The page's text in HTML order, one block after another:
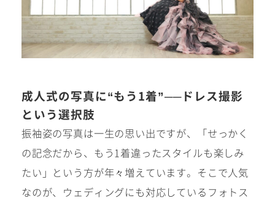
初宮参り/
百日祝い
ベビー&
キッズ
レンタル
十歳の祝い/
十三参り
大学/専門
成人式の写真に“もう1着”──ドレス撮影
という選択肢
振袖姿の写真は一生の思い出ですが、「せっかく
の記念だから、もう1着違ったスタイルも楽しみ
たい」という方が年々増えています。そこで人気
なのが、ウェディングにも対応しているフォトス